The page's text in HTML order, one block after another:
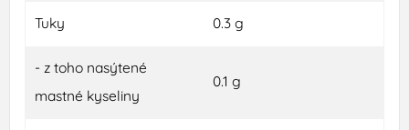
Tuky 0.3 g
- z toho nasýtené
mastné kyseliny
0.1 g